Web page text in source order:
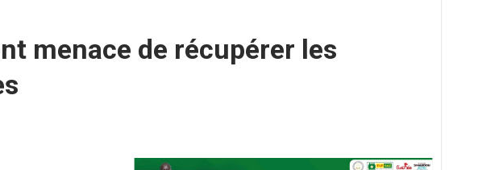
menace de récupérer les